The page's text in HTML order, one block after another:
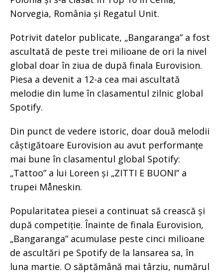
Norvegia, România și Regatul Unit.
Potrivit datelor publicate, „Bangaranga” a fost
ascultată de peste trei milioane de ori la nivel
global doar în ziua de după finala Eurovision.
Piesa a devenit a 12-a cea mai ascultată
melodie din lume în clasamentul zilnic global
Spotify.
Din punct de vedere istoric, doar două melodii
câștigătoare Eurovision au avut performanțe
mai bune în clasamentul global Spotify:
„Tattoo” a lui Loreen și „ZITTI E BUONI” a
trupei Måneskin.
Popularitatea piesei a continuat să crească și
după competiție. Înainte de finala Eurovision,
„Bangaranga” acumulase peste cinci milioane
de ascultări pe Spotify de la lansarea sa, în
luna martie. O săptămână mai târziu, numărul